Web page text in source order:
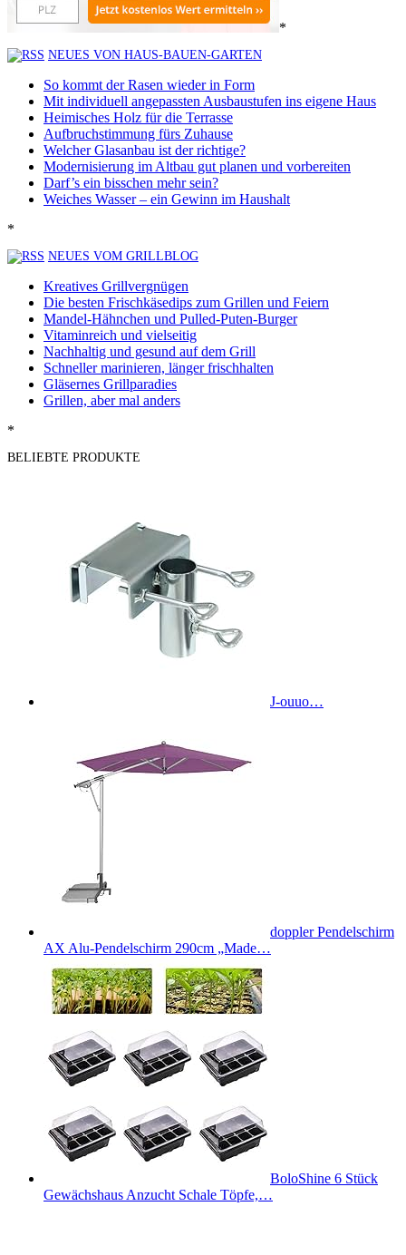
*
NEUES VON HAUS-BAUEN-GARTEN
So kommt der Rasen wieder in Form
Mit individuell angepassten Ausbaustufen ins eigene Haus
Heimisches Holz für die Terrasse
Aufbruchstimmung fürs Zuhause
Welcher Glasanbau ist der richtige?
Modernisierung im Altbau gut planen und vorbereiten
Darf’s ein bisschen mehr sein?
Weiches Wasser – ein Gewinn im Haushalt
*
NEUES VOM GRILLBLOG
Kreatives Grillvergnügen
Die besten Frischkäsedips zum Grillen und Feiern
Mandel-Hähnchen und Pulled-Puten-Burger
Vitaminreich und vielseitig
Nachhaltig und gesund auf dem Grill
Schneller marinieren, länger frischhalten
Gläsernes Grillparadies
Grillen, aber mal anders
*
BELIEBTE PRODUKTE
J-ouuo…
doppler Pendelschirm
AX Alu-Pendelschirm 290cm „Made…
BoloShine 6 Stück
Gewächshaus Anzucht Schale Töpfe,…